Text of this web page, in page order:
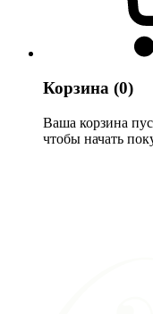
Корзина (0)
Ваша корзина
чтобы начать